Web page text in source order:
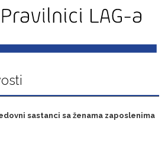
sastanci sa ženama zaposlenima